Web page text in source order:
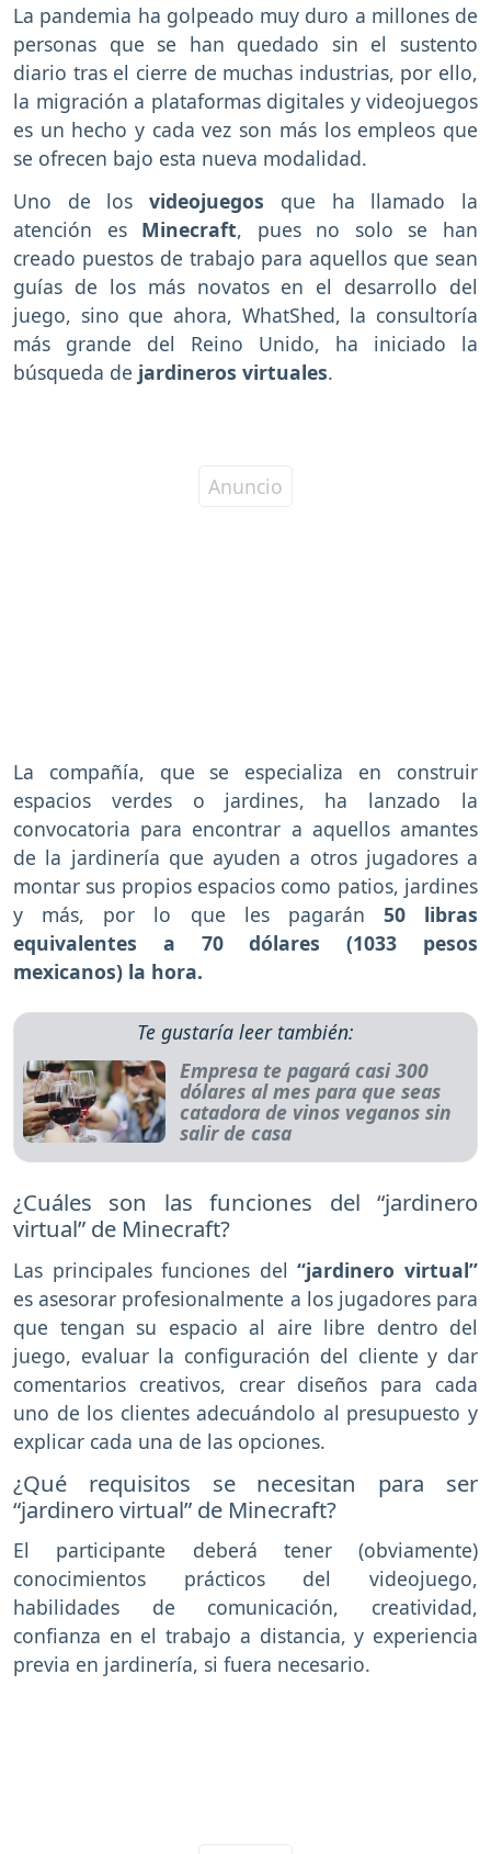
La pandemia ha golpeado muy duro a millones de
personas que se han quedado sin el sustento
diario tras el cierre de muchas industrias, por ello,
la migración a plataformas digitales y videojuegos
es un hecho y cada vez son más los empleos que
se ofrecen bajo esta nueva modalidad.
Uno de losvideojuegos que ha llamado la
atención es Minecraft, pues no solo se han
creado puestos de trabajo para aquellos que sean
guías de los más novatos en el desarrollo del
juego, sino que ahora, WhatShed, la consultoría
más grande del Reino Unido, ha iniciado la
búsqueda de jardineros virtuales.
La compañía, que se especializa en construir
espacios verdes o jardines, ha lanzado la
convocatoria para encontrar a aquellos amantes
de la jardinería que ayuden a otros jugadores a
montar sus propios espacios como patios, jardines
y más, por lo que les pagarán 50 libras
equivalentes a 70 dólares
(1033 pesos
mexicanos) la hora.
Te gustaría leer también:
Empresa te pagará casi 300
dólares al mes para que seas
catadora de vinos veganos sin
salir de casa
¿Cuáles son las funciones del “jardinero
virtual” de Minecraft?
Las principales funciones del“jardinero virtual”
es asesorar profesionalmente a los jugadores para
que tengan su espacio al aire libre dentro del
juego, evaluar la configuración del cliente y dar
comentarios creativos, crear diseños para cada
uno de los clientes adecuándolo al presupuesto y
explicar cada una de las opciones.
¿Qué requisitos se necesitan para ser
“jardinero virtual” de Minecraft?
El participante deberá tener (obviamente)
conocimientos prácticos del videojuego,
habilidades de comunicación, creatividad,
confianza en el trabajo a distancia, y experiencia
previa en jardinería, si fuera necesario.